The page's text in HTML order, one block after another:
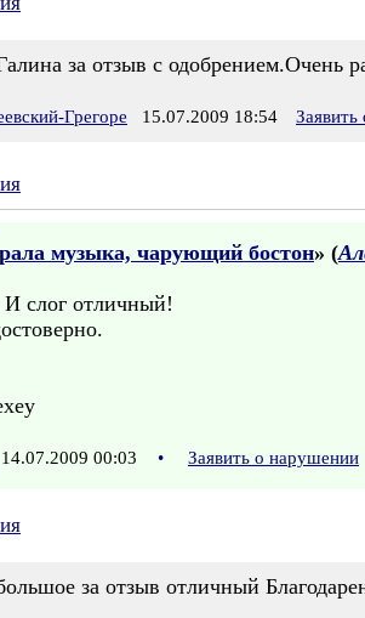
за отзыв с одобрением.Очень
Грегоре 15.07.2009 18:54
музыка, чарующий бостон» (
слог отличный!
00:03 • Заявить о нарушении
за отзыв отличный